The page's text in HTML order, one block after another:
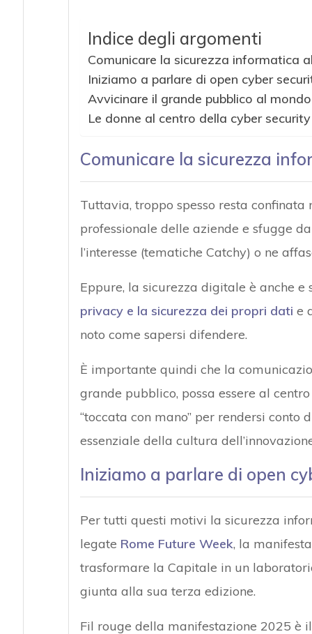
Indice degli argomenti
Comunicare la sicurezza informatica
Iniziamo a parlare di open cyber
Avvicinare il grande pubblico al
Le donne al centro della cyber security
Comunicare la sicurezza
Tuttavia, troppo spesso resta confinata
professionale delle aziende e sfugge
l’interesse (tematiche Catchy) o ne
Eppure, la sicurezza digitale è anche
privacy e la sicurezza dei propri dati e
noto come sapersi difendere.
È importante quindi che la
grande pubblico, possa essere al
“toccata con mano” per rendersi
essenziale della cultura
Iniziamo a parlare di open
Per tutti questi motivi la sicurezza
legate Rome Future Week, la
trasformare la Capitale in un
giunta alla sua terza edizione.
Fil rouge della manifestazione 2025 è